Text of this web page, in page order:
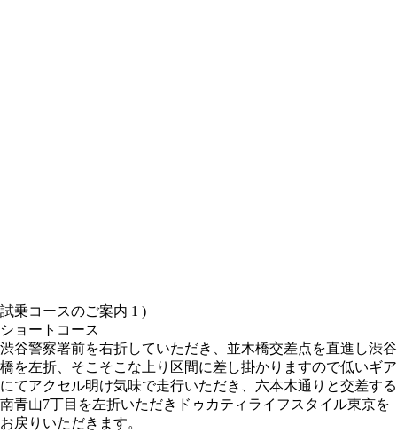
試乗コースのご案内 1 )
ショートコース
渋谷警察署前を右折していただき、並木橋交差点を直進し渋谷
橋を左折、そこそこな上り区間に差し掛かりますので低いギア
にてアクセル明け気味で走行いただき、六本木通りと交差する
南青山7丁目を左折いただきドゥカティライフスタイル東京を
お戻りいただきます。